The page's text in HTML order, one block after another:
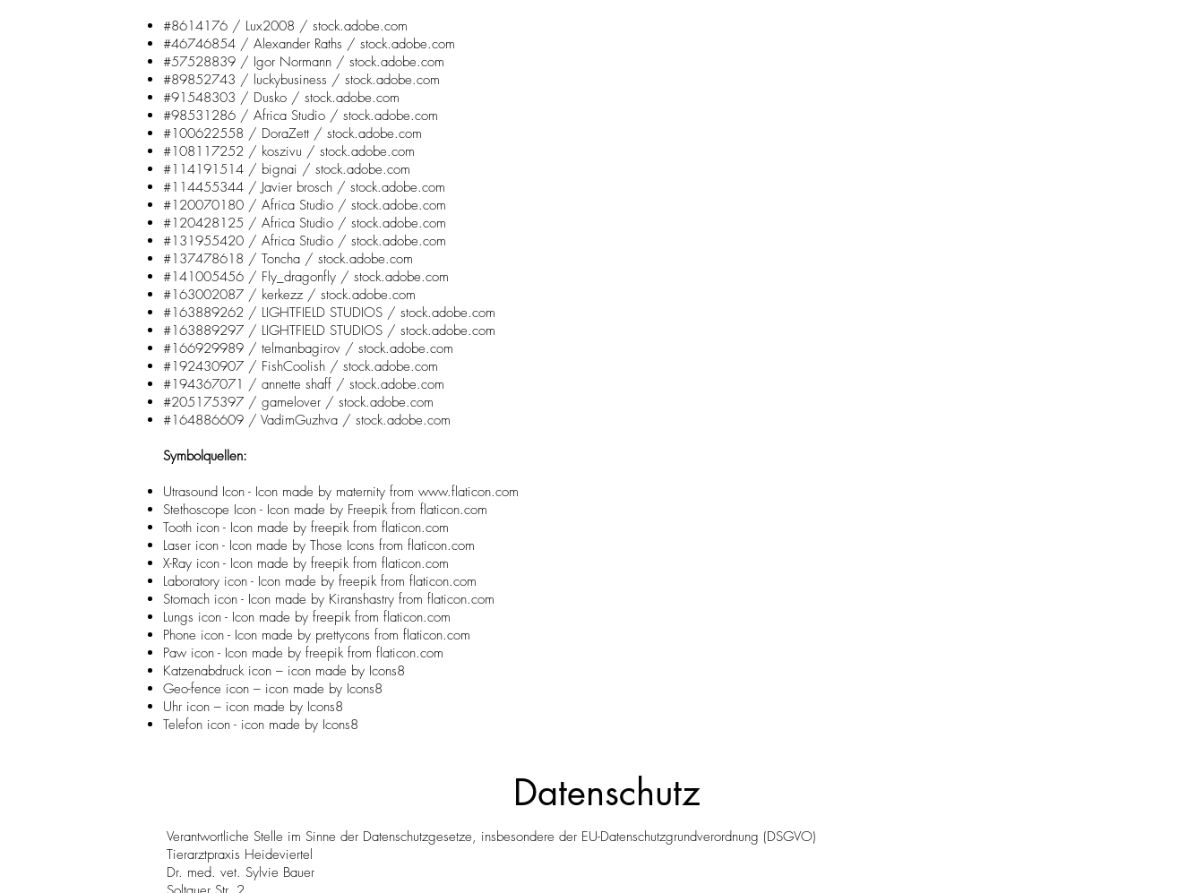
#8614176 / Lux2008 / stock.adobe.com
#46746854 / Alexander Raths / stock.adobe.com
#57528839 / Igor Normann / stock.adobe.com
#89852743 / luckybusiness / stock.adobe.com
#91548303 / Dusko / stock.adobe.com
#98531286 / Africa Studio / stock.adobe.com
#100622558 / DoraZett / stock.adobe.com
#108117252 / koszivu / stock.adobe.com
#114191514 / bignai / stock.adobe.com
#114455344 / Javier brosch / stock.adobe.com
#120070180 / Africa Studio / stock.adobe.com
#120428125 / Africa Studio / stock.adobe.com
#131955420 / Africa Studio / stock.adobe.com
#137478618 / Toncha / stock.adobe.com
#141005456 / Fly_dragonfly / stock.adobe.com
#163002087 / kerkezz / stock.adobe.com
#163889262 / LIGHTFIELD STUDIOS / stock.adobe.com
#163889297 / LIGHTFIELD STUDIOS / stock.adobe.com
#166929989 / telmanbagirov / stock.adobe.com
#192430907 / FishCoolish / stock.adobe.com
#194367071 / annette shaff / stock.adobe.com
#205175397 / gamelover / stock.adobe.com
#164886609 / VadimGuzhva / stock.adobe.com
Symbolquellen:
Utrasound Icon - Icon made by maternity from www.flaticon.com
Stethoscope Icon - Icon made by Freepik from flaticon.com
Tooth icon - Icon made by freepik from flaticon.com
Laser icon - Icon made by Those Icons from flaticon.com
X-Ray icon - Icon made by freepik from flaticon.com
Laboratory icon - Icon made by freepik from flaticon.com
Stomach icon - Icon made by Kiranshastry from flaticon.com
Lungs icon - Icon made by freepik from flaticon.com
Phone icon - Icon made by prettycons from flaticon.com
Paw icon - Icon made by freepik from flaticon.com
Katzenabdruck icon – icon made by Icons8
Geo-fence icon – icon made by Icons8
Uhr icon – icon made by Icons8
Telefon icon - icon made by Icons8
Datenschutz
Verantwortliche Stelle im Sinne der Datenschutzgesetze, insbesondere der EU-Datenschutzgrundverordnung (DSGVO)
Tierarztpraxis Heideviertel
Dr. med. vet. Sylvie Bauer